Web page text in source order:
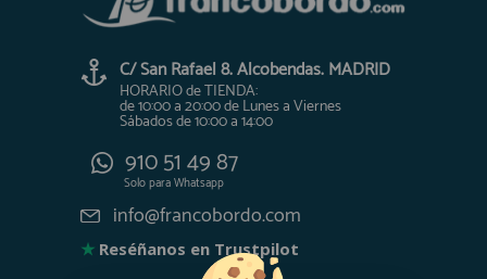
C/ San Rafael 8. Alcobendas. MADRID
HORARIO de TIENDA:
de 10:00 a 20:00 de Lunes a Viernes
Sábados de 10:00 a 14:00
910 51 49 87
Solo paraWhatsapp
info@francobordo.com
★ Reséñanos en Trustpilot